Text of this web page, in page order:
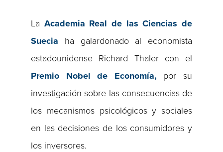
La Academia Real de las Ciencias de
Suecia ha galardonado al economista
estadounidense Richard Thaler con el
Premio Nobel de Economía, por su
investigación sobre las consecuencias de
los mecanismos psicológicos y sociales
en las decisiones de los consumidores y
los inversores.